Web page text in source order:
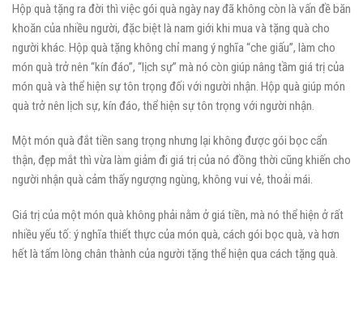
Hộp quà tặng ra đời thì việc gói quà ngày nay đã không còn là vấn đề băn
khoăn của nhiều người, đặc biệt là nam giới khi mua và tặng quà cho
người khác. Hộp quà tặng không chỉ mang ý nghĩa “che giấu”, làm cho
món quà trở nên “kín đáo”, “lịch sự” mà nó còn giúp nâng tầm giá trị của
món quà và thể hiện sự tôn trọng đối với người nhận. Hộp quà giúp món
quà trở nên lịch sự, kín đáo, thể hiện sự tôn trọng với người nhận.
Một món quà đắt tiền sang trọng nhưng lại không được gói bọc cẩn
thận, đẹp mắt thì vừa làm giảm đi giá trị của nó đồng thời cũng khiến cho
người nhận quà cảm thấy ngượng ngùng, không vui vẻ, thoải mái.
Giá trị của một món quà không phải nằm ở giá tiền, mà nó thể hiện ở rất
nhiều yếu tố: ý nghĩa thiết thực của món quà, cách gói bọc quà, và hơn
hết là tấm lòng chân thành của người tặng thể hiện qua cách tặng quà.